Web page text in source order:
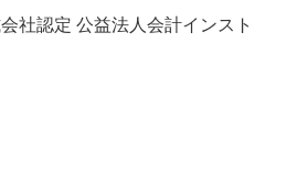
社認定 公益法人会計インスト